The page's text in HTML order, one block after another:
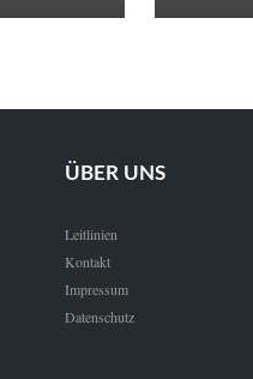
ÜBER UNS
Leitlinien
Kontakt
Impressum
Datenschutz